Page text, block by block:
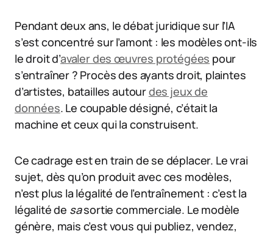
Pendant deux ans, le débat juridique sur l’IA
s’est concentré sur l’amont : les modèles ont-ils
le droit d’avaler des œuvres protégées pour
s’entraîner ? Procès des ayants droit, plaintes
d’artistes, batailles autourdes jeux de
données. Le coupable désigné, c’était la
machine et ceux qui la construisent.
Ce cadrage est en train de se déplacer. Le vrai
sujet, dès qu’on produit avec ces modèles,
n’est plus la légalité de l’entraînement : c’est la
légalité de sasortie commerciale. Le modèle
génère, mais c’est vous qui publiez, vendez,